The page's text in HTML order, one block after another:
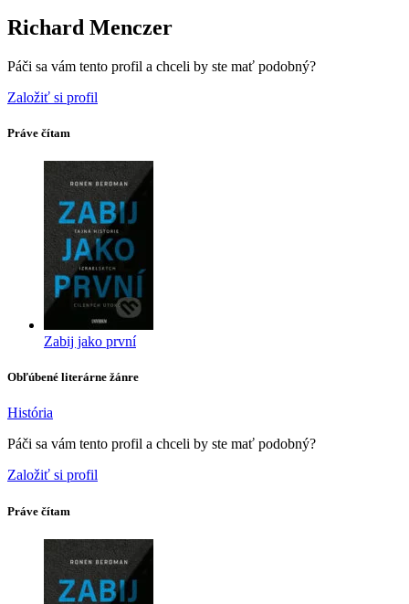
Richard Menczer
Páči sa vám tento profil a chceli by ste mať podobný?
Založiť si profil
Práve čítam
Zabij jako první
Obľúbené literárne žánre
História
Páči sa vám tento profil a chceli by ste mať podobný?
Založiť si profil
Práve čítam